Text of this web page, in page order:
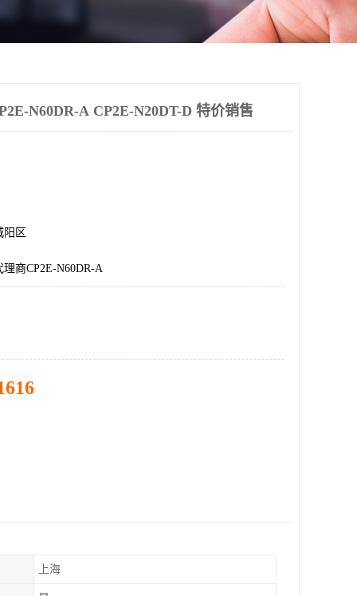
N60DR-A CP2E-N20DT-D 特价销售
阳区
商CP2E-N60DR-A
上海